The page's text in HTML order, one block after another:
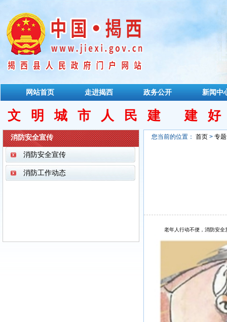
网站首页 走进揭西 政务公开 新闻中
文明城市人民建 建
消防安全宣传
消防安全宣传
消防工作动态
您当前的位置： 首页 > 专
老年人行动不便，消防安全意